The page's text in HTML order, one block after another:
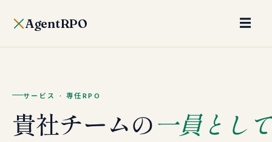
AgentRPO ☰
サービス · 専任RPO
貴社チームの一員とし